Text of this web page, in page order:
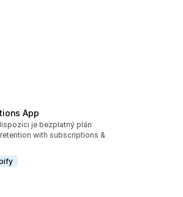
App
2939
je bezplatný plán
with subscriptions &